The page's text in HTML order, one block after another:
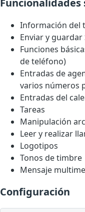
Información del
Enviar y guardar
Funciones
de teléfono)
Entradas de
varios números
Entradas del
Tareas
Manipulación
Leer y realizar
Logotipos
Tonos de timbre
Mensaje
Configuración